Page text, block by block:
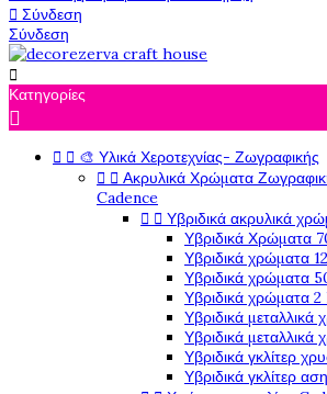
 Σύνδεση
Σύνδεση

Κατηγορίες

  🎨 Υλικά Χεροτεχνίας- Ζωγραφικής
  Ακρυλικά Χρώματα
Cadence
  Υβριδικά ακρυλικά
Υβριδικά Χρώματα
Υβριδικά χρώματα
Υβριδικά χρώματα
Υβριδικά χρώματα
Υβριδικά
Υβριδικά
Υβριδικά γκλίτερ
Υβριδικά γκλίτερ